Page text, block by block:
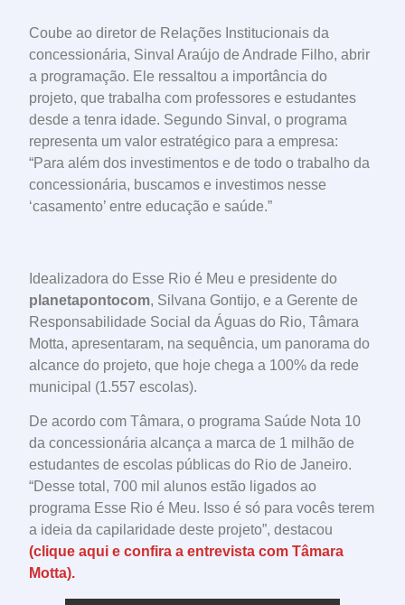
Coube ao diretor de Relações Institucionais da
concessionária, Sinval Araújo de Andrade Filho, abrir
a programação. Ele ressaltou a importância do
projeto, que trabalha com professores e estudantes
desde a tenra idade. Segundo Sinval, o programa
representa um valor estratégico para a empresa:
“Para além dos investimentos e de todo o trabalho da
concessionária, buscamos e investimos nesse
‘casamento’ entre educação e saúde.”
Idealizadora do Esse Rio é Meu e presidente do
planetapontocom, Silvana Gontijo, e a Gerente de
Responsabilidade Social da Águas do Rio, Tâmara
Motta, apresentaram, na sequência, um panorama do
alcance do projeto, que hoje chega a 100% da rede
municipal (1.557 escolas).
De acordo com Tâmara, o programa Saúde Nota 10
da concessionária alcança a marca de 1 milhão de
estudantes de escolas públicas do Rio de Janeiro.
“Desse total, 700 mil alunos estão ligados ao
programa Esse Rio é Meu. Isso é só para vocês terem
a ideia da capilaridade deste projeto”, destacou
(clique aqui e confira a entrevista com Tâmara
Motta).